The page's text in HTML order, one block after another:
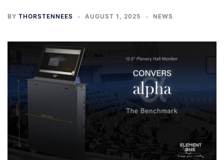
BY THORSTENNEES AUGUST 1, 2025 NEWS